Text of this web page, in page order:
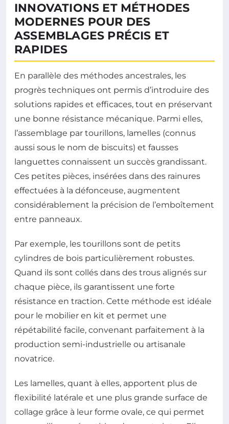
INNOVATIONS ET MÉTHODES
MODERNES POUR DES
ASSEMBLAGES PRÉCIS ET
RAPIDES
En parallèle des méthodes ancestrales, les
progrès techniques ont permis d’introduire des
solutions rapides et efficaces, tout en préservant
une bonne résistance mécanique. Parmi elles,
l’assemblage par tourillons, lamelles (connus
aussi sous le nom de biscuits) et fausses
languettes connaissent un succès grandissant.
Ces petites pièces, insérées dans des rainures
effectuées à la défonceuse, augmentent
considérablement la précision de l’emboîtement
entre panneaux.
Par exemple, les tourillons sont de petits
cylindres de bois particulièrement robustes.
Quand ils sont collés dans des trous alignés sur
chaque pièce, ils garantissent une forte
résistance en traction. Cette méthode est idéale
pour le mobilier en kit et permet une
répétabilité facile, convenant parfaitement à la
production semi-industrielle ou artisanale
novatrice.
Les lamelles, quant à elles, apportent plus de
flexibilité latérale et une plus grande surface de
collage grâce à leur forme ovale, ce qui permet